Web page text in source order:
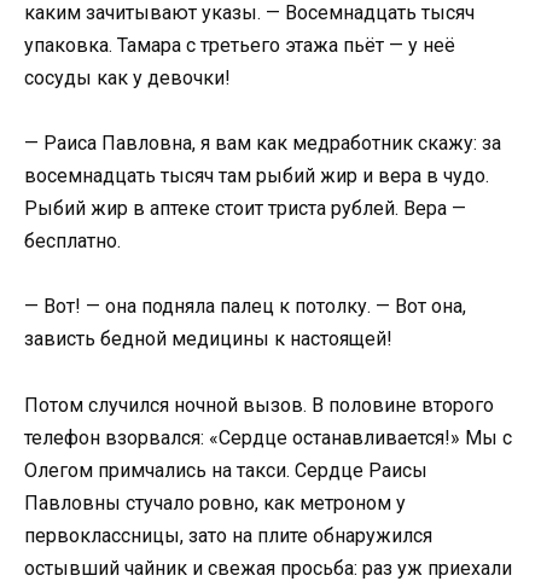
каким зачитывают указы. — Восемнадцать тысяч
упаковка. Тамара с третьего этажа пьёт — у неё
сосуды как у девочки!
— Раиса Павловна, я вам как медработник скажу: за
восемнадцать тысяч там рыбий жир и вера в чудо.
Рыбий жир в аптеке стоит триста рублей. Вера —
бесплатно.
— Вот! — она подняла палец к потолку. — Вот она,
зависть бедной медицины к настоящей!
Потом случился ночной вызов. В половине второго
телефон взорвался: «Сердце останавливается!» Мы с
Олегом примчались на такси. Сердце Раисы
Павловны стучало ровно, как метроном у
первоклассницы, зато на плите обнаружился
остывший чайник и свежая просьба: раз уж приехали